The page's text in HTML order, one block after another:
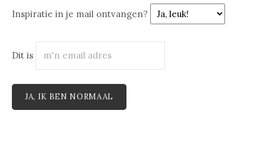
Inspiratie in je mail ontvangen?
Dit is